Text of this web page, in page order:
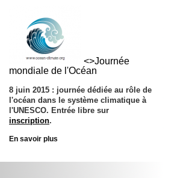
<>Journée
mondiale de l'Océan
8 juin 2015 : journée dédiée au rôle de
l'océan dans le système climatique à
l'UNESCO. Entrée libre sur
inscription.
En savoir plus